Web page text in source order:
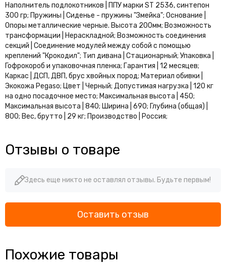
Офисные диваны Варна
Офисные диваны Вента
Офисные диваны Дюна
Офисные диваны Парм
Офисные диваны Грин
Офисные диваны Честер Лайт
Офисные диваны Алекто
Офисные диваны Актив
Офисные диваны Райз
Офисные диваны Ларс
Офисные диваны Дизайн
Наполнитель подлокотников | ППУ марки ST 2536, синтепон
300 гр; Пружины | Сиденье - пружины "Змейка"; Основание |
Опоры металлические черные. Высота 200мм; Возможность
трансформации | Нераскладной; Возможность соединения
секций | Соединение модулей между собой с помощью
креплений "Крокодил"; Тип дивана | Стационарный; Упаковка |
Гофрокороб и упаковочная пленка; Гарантия | 12 месяцев;
Каркас | ДСП, ДВП, брус хвойных пород; Материал обивки |
Экокожа Pegaso; Цвет | Черный; Допустимая нагрузка | 120 кг
на одно посадочное место; Максимальная высота | 450;
Максимальная высота | 840; Ширина | 690; Глубина (общая) |
800; Вес, брутто | 29 кг; Производство | Россия;
Отзывы о товаре
Здесь еще никто не оставлял отзывы. Будьте первым!
Оставить отзыв
Похожие товары